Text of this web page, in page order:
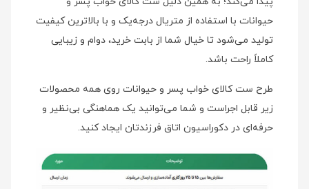
حیوانات با استفاده از متریال درجه‌یک و با بالاترین کیفیت
تولید می‌شود تا خیال شما از بابت خرید، دوام و زیبایی
کاملاً راحت باشد.
طرح ست کالای خواب پسر و حیوانات روی همه محصولات
زیر قابل اجراست و شما می‌توانید یک هماهنگی بی‌نظیر و
حرفه‌ای در دکوراسیون اتاق فرزندتان ایجاد کنید.